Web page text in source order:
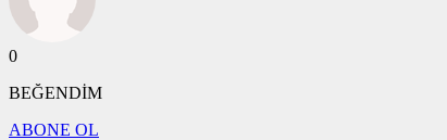
0
BEĞENDİM
ABONE OL